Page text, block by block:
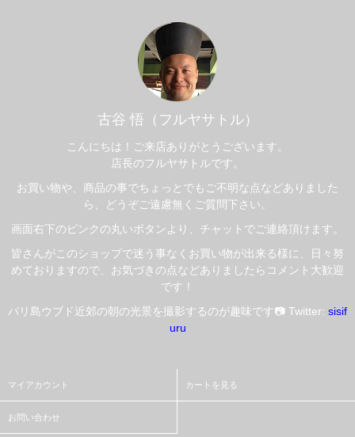
古谷 悟（フルヤサトル）
こんにちは！ご来店ありがとうございます。
店長のフルヤサトルです。
お買い物や、商品の事でちょっとでもご不明な点などありました
ら、どうぞご遠慮無くご質問下さい。
画面右下のピンクの丸いボタンより、チャットでご連絡頂けます。
皆さんがこのショップで迷う事なくお買い物が出来る様に、日々努
めておりますので、お気づきの点などありましたらコメント大歓迎
です！
バリ島ウブド近郊の朝の光景を撮影するのが趣味です📷 Twitter: sisif
uru
マイアカウント カートを見る
お問い合わせ